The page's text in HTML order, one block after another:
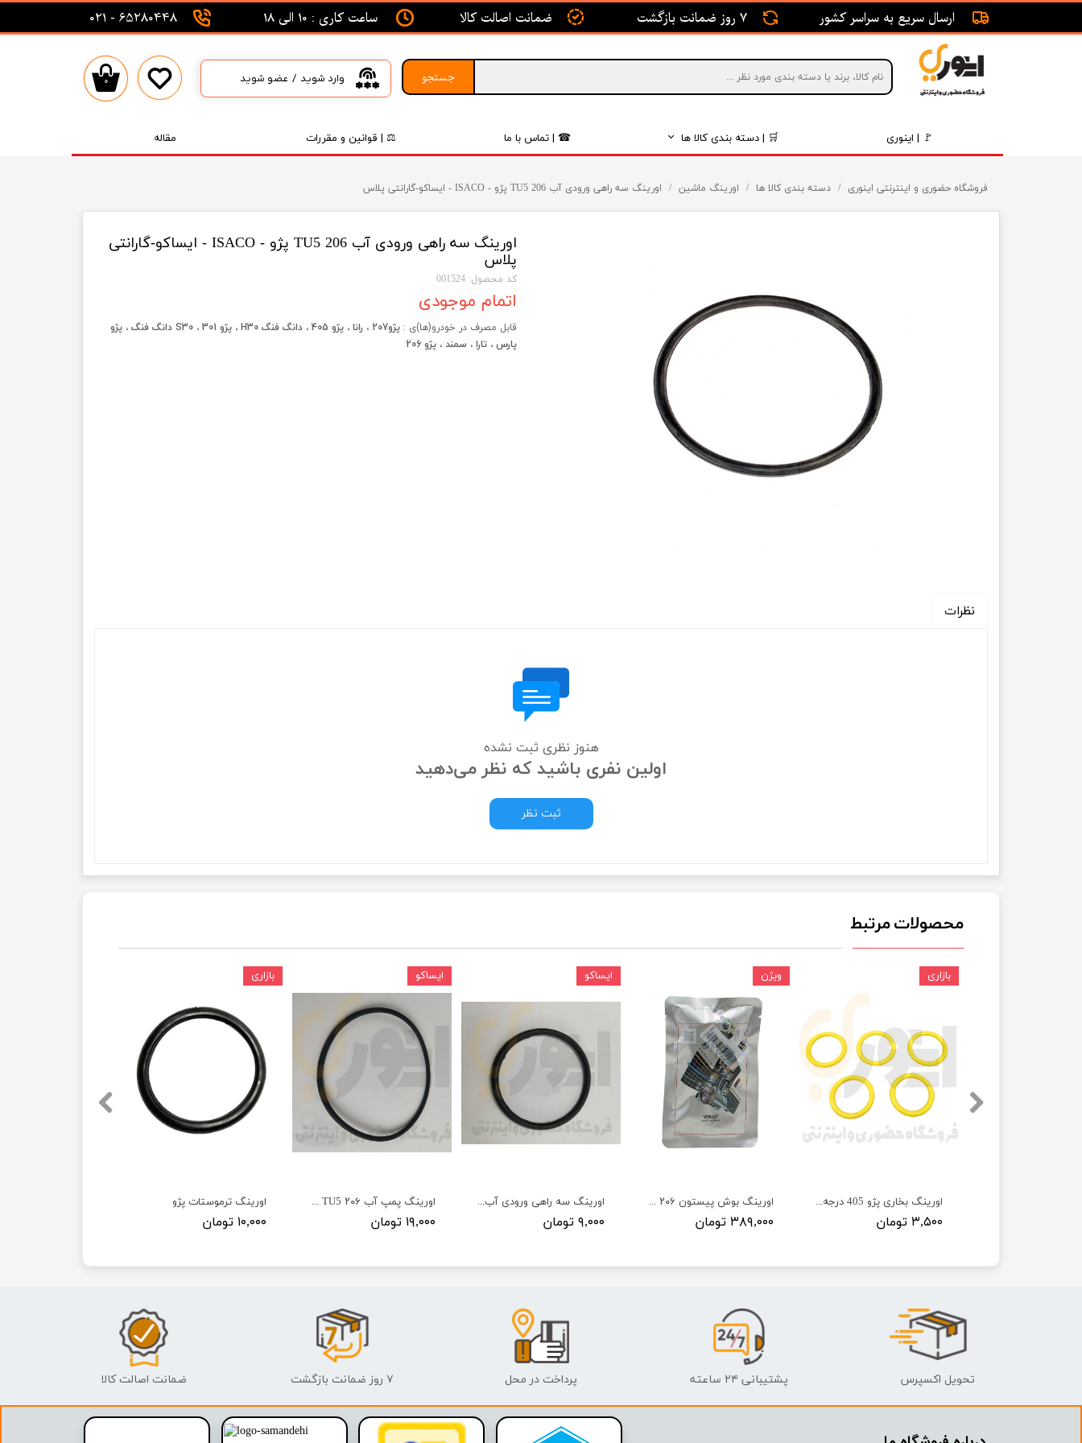
جستجو
🚩 | اینوری 🛒 | دسته بندی کالا ها
قطعات بدنه
موتور و اگزوز
روغن و فیلتر
فرمان، جلوبندی و ترمز
لوازم جانبی و اسپرت
☎ | تماس با ما ⚖ | قوانین و مقررات مقاله
ارسال سریع به سراسر کشور 7 روز ضمانت بازگشت ضمانت اصالت کالا ساعت کاری : 10 الی 18 65280448 - 021
۰ وارد شوید / عضو شوید
حساب کاربری من
تغییر گذر واژه
فروشگاه حضوری و اینترنتی اینوری دسته بندی کالا ها اورینگ ماشین اورینگ سه راهی ورودی آب 206 TU5 پژو - ISACO - ایساکو-گارانتی پلاس
اورینگ سه راهی ورودی آب 206 TU5 پژو - ISACO - ایساکو-گارانتی
پلاس
کد محصول: 001524
اتمام موجودی
قابل مصرف در خودرو(ها)ی :
پژو207 ، رانا ، پژو 405 ، دانگ فنگ H30 ، پژو 301 ، S30 دانگ فنگ ، پژو
پارس ، تارا ، سمند ، پژو 206
نظرات
هنوز نظری ثبت نشده
اولین نفری باشید که نظر می‌دهید
ثبت نظر
محصولات مرتبط
اورینگ ترموستات پژو
۱۰,۰۰۰ تومان
بازاری
اورینگ پمپ آب ۲۰۶ TU5 پژو - ISACO - ایساکو آبی-گارانتی پلاس
۱۹,۰۰۰ تومان
ایساکو
اورینگ سه راهی ورودی آب ۲۰۶ TU5 پژو - ISACO - ایساکو-گارانتی پلاس
۹,۰۰۰ تومان
ایساکو
اورینگ بوش پیستون ۲۰۶ - VISIUN - ویژن
۳۸۹,۰۰۰ تومان
ویژن
اورینگ بخاری پژو 405 درجه 1
۳,۵۰۰ تومان
بازاری
تحویل اکسپرس پشتیبانی ۲۴ ساعته پرداخت در محل ۷ روز ضمانت بازگشت ضمانت اصالت کالا